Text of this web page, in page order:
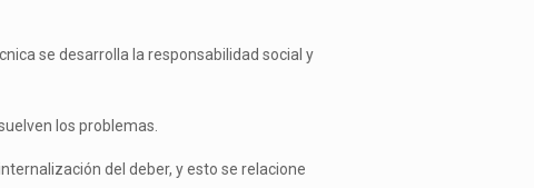
se desarrolla la responsabilidad social y
los problemas.
del deber, y esto se relacione